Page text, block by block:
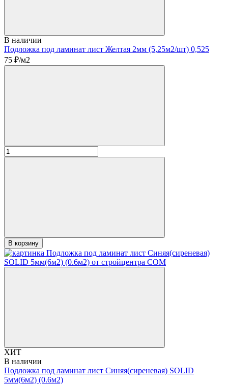
В наличии
Подложка под ламинат лист Желтая 2мм (5,25м2/шт) 0,525
75 ₽/м2
В корзину
ХИТ
В наличии
Подложка под ламинат лист Синяя(сиреневая) SOLID
5мм(6м2) (0.6м2)